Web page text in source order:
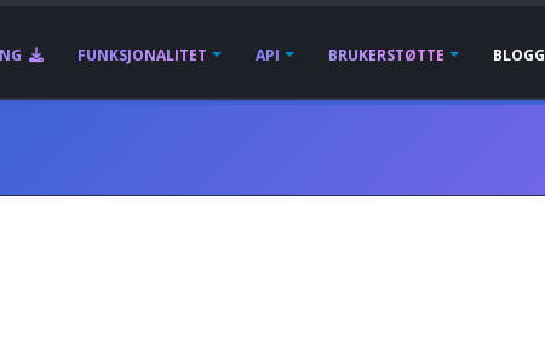
FUNKSJONALITET API BRUKERSTØTTE BLOGG